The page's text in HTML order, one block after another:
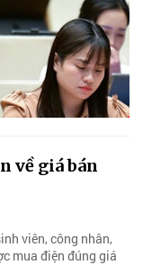
về giá bán
viên, công nhân,
mua điện đúng giá